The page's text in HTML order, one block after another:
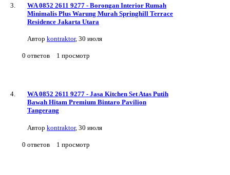
WA 0852 2611 9277 - Borongan Interior Rumah
Minimalis Plus Warung Murah Springhill Terrace
Residence Jakarta Utara
Автор kontraktor, 30 июля
0 ответов 1 просмотр
WA 0852 2611 9277 - Jasa Kitchen Set Atas Putih
Bawah Hitam Premium Bintaro Pavilion
Tangerang
Автор kontraktor, 30 июля
0 ответов 1 просмотр